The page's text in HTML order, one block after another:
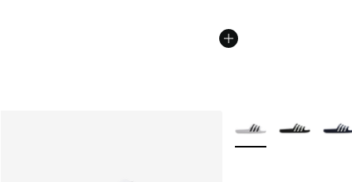
Plus de couleurs